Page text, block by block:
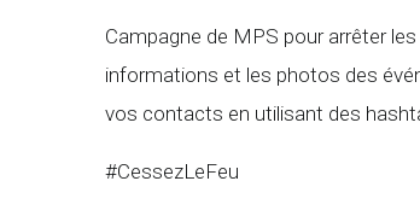
Campagne de MPS pour arrêter
informations et les photos des
vos contacts en utilisant des
#CessezLeFeu